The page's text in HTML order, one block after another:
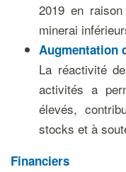
2019 en
minerai
Augmentation
La réactivité
activités a
élevés,
stocks et à
Financiers